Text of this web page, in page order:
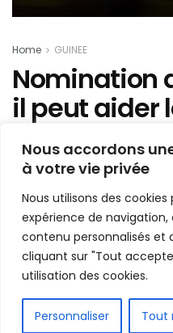
Nous accordons
à votre vie privée
Nous utilisons des
expérience de
contenu personnalisés et
cliquant sur "Tout
utilisation des cookies.
Personnaliser Tout
Home GUINEE
Nomination
il peut aider
guinéen à
réagit
Mis en ligne par
15 septembre 2019
FR